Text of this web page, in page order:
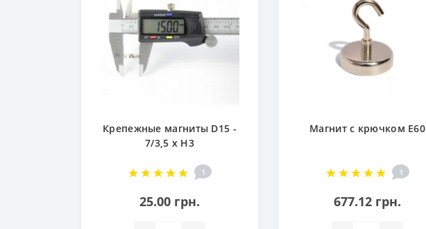
Крепежные магниты D15 -
7/3,5 x H3
1
25.00 грн.
Магнит с крючком E60
1
677.12 грн.